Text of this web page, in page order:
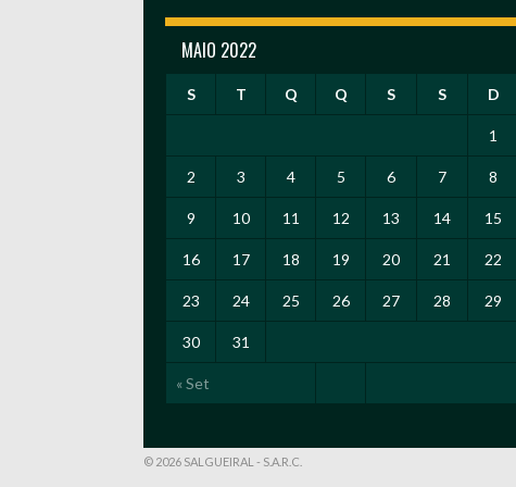
MAIO 2022
S T Q Q S S D
« Set
1
2 3 4 5 6 7 8
9 10 11 12 13 14 15
16 17 18 19 20 21 22
23 24 25 26 27 28 29
30 31
© 2026 SALGUEIRAL - S.A.R.C.